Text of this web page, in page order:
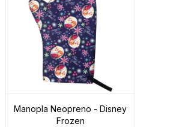
Manopla Neopreno - Disney
Frozen